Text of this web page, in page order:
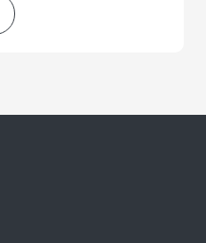
grosszügig
verteilen.